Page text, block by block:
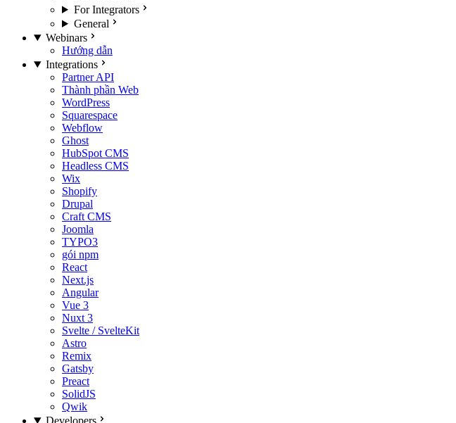
For Integrators
General
Webinars
Hướng dẫn
Integrations
Partner API
Thành phần Web
WordPress
Squarespace
Webflow
Ghost
HubSpot CMS
Headless CMS
Wix
Shopify
Drupal
Craft CMS
Joomla
TYPO3
gói npm
React
Next.js
Angular
Vue 3
Nuxt 3
Svelte / SvelteKit
Astro
Remix
Gatsby
Preact
SolidJS
Qwik
Developers